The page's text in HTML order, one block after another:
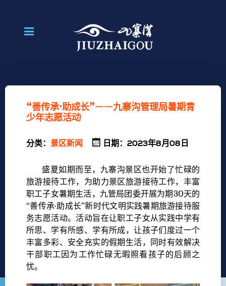
“善传承·助成长”——九寨沟管理局暑期青
少年志愿活动
分类： 景区新闻 日期：2023年8月08日
盛夏如期而至，九寨沟景区也开始了忙碌的
旅游接待工作，为助力景区旅游接待工作，丰富
职工子女暑期生活，九管局团委开展为期30天的
“善传承·助成长”新时代文明实践暑期旅游接待服
务志愿活动。活动旨在让职工子女从实践中学有
所思、学有所感、学有所成，让孩子们度过一个
丰富多彩、安全充实的假期生活，同时有效解决
干部职工因为工作忙碌无暇照看孩子的后顾之
忧。